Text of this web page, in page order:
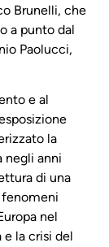
Brunelli, che
a punto dal
Paolucci,
e al
la
negli anni
di una
nel
la crisi del